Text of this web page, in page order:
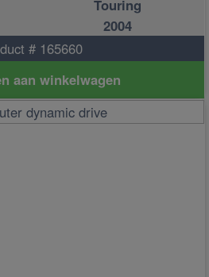
Touring
2004
# 165660
aan winkelwagen